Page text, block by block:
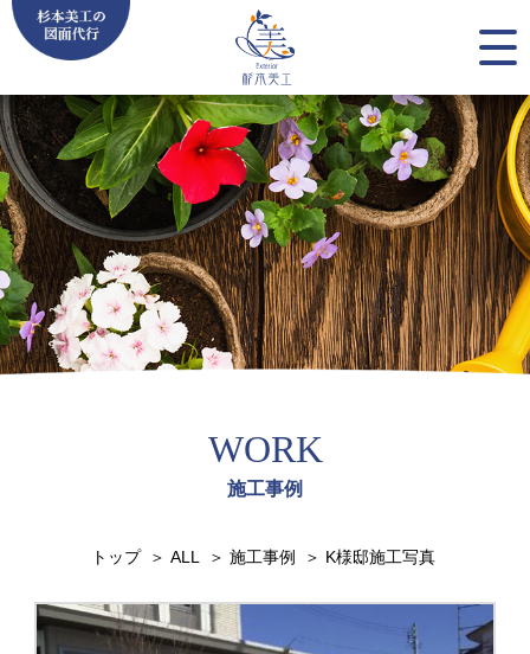
WORK
施工事例
トップ ALL 施工事例 K様邸施工写真